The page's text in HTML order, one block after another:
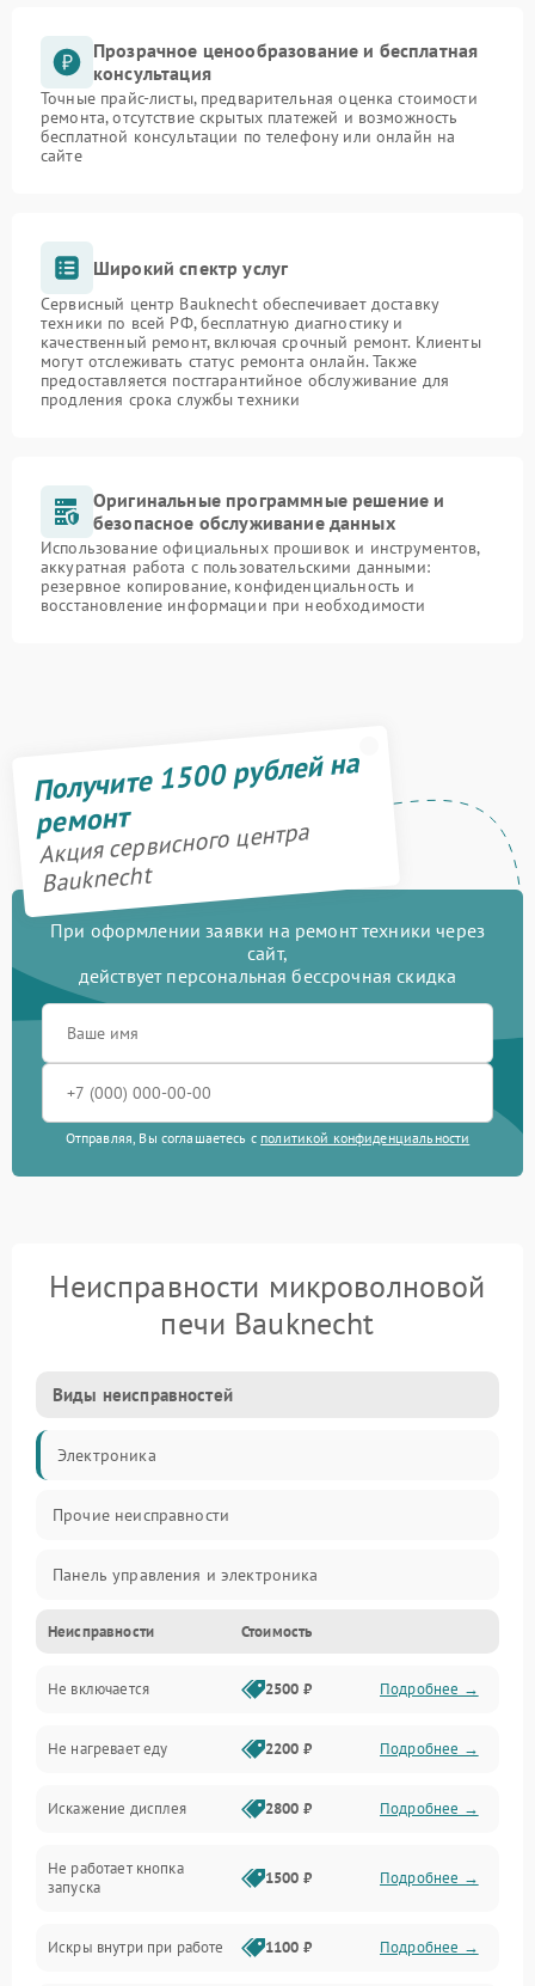
Прозрачное ценообразование и бесплатная
консультация
Точные прайс-листы, предварительная оценка стоимости
ремонта, отсутствие скрытых платежей и возможность
бесплатной консультации по телефону или онлайн на
сайте
Широкий спектр услуг
Сервисный центр Bauknecht обеспечивает доставку
техники по всей РФ, бесплатную диагностику и
качественный ремонт, включая срочный ремонт. Клиенты
могут отслеживать статус ремонта онлайн. Также
предоставляется постгарантийное обслуживание для
продления срока службы техники
Оригинальные программные решение и
безопасное обслуживание данных
Использование официальных прошивок и инструментов,
аккуратная работа с пользовательскими данными:
резервное копирование, конфиденциальность и
восстановление информации при необходимости
Получите 1500 рублей на
ремонт
Акция сервисного центра
Bauknecht
При оформлении заявки на ремонт техники через
сайт,
действует персональная бессрочная скидка
Отправляя, Вы соглашаетесь с политикой конфиденциальности
Неисправности микроволновой
печи Bauknecht
Виды неисправностей
Электроника
Прочие неисправности
Панель управления и электроника
Дверца и корпус
Механика и внутренние элементы
Механические повреждения
Питание и запуск
Нагрев и приготовление
Программное обеспечение
Неисправности Стоимость
Не включается 2500 ₽ Подробнее →
Не нагревает еду 2200 ₽ Подробнее →
Искажение дисплея 2800 ₽ Подробнее →
Не работает кнопка
запуска
1500 ₽ Подробнее →
Искры внутри при работе 1100 ₽ Подробнее →